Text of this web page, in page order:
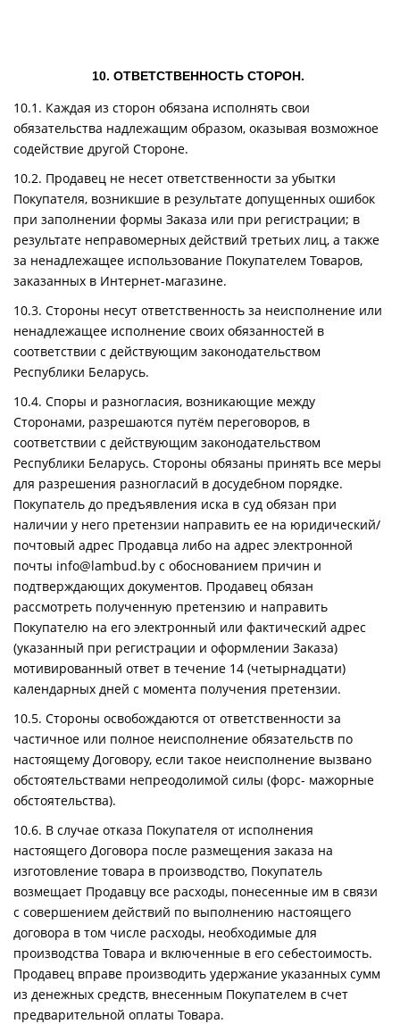
10. ОТВЕТСТВЕННОСТЬ СТОРОН.
10.1. Каждая из сторон обязана исполнять свои
обязательства надлежащим образом, оказывая возможное
содействие другой Стороне.
10.2. Продавец не несет ответственности за убытки
Покупателя, возникшие в результате допущенных ошибок
при заполнении формы Заказа или при регистрации; в
результате неправомерных действий третьих лиц, а также
за ненадлежащее использование Покупателем Товаров,
заказанных в Интернет-магазине.
10.3. Стороны несут ответственность за неисполнение или
ненадлежащее исполнение своих обязанностей в
соответствии с действующим законодательством
Республики Беларусь.
10.4. Споры и разногласия, возникающие между
Сторонами, разрешаются путём переговоров, в
соответствии с действующим законодательством
Республики Беларусь. Стороны обязаны принять все меры
для разрешения разногласий в досудебном порядке.
Покупатель до предъявления иска в суд обязан при
наличии у него претензии направить ее на юридический/
почтовый адрес Продавца либо на адрес электронной
почты info@lambud.by с обоснованием причин и
подтверждающих документов. Продавец обязан
рассмотреть полученную претензию и направить
Покупателю на его электронный или фактический адрес
(указанный при регистрации и оформлении Заказа)
мотивированный ответ в течение 14 (четырнадцати)
календарных дней с момента получения претензии.
10.5. Стороны освобождаются от ответственности за
частичное или полное неисполнение обязательств по
настоящему Договору, если такое неисполнение вызвано
обстоятельствами непреодолимой силы (форс- мажорные
обстоятельства).
10.6. В случае отказа Покупателя от исполнения
настоящего Договора после размещения заказа на
изготовление товара в производство, Покупатель
возмещает Продавцу все расходы, понесенные им в связи
с совершением действий по выполнению настоящего
договора в том числе расходы, необходимые для
производства Товара и включенные в его себестоимость.
Продавец вправе производить удержание указанных сумм
из денежных средств, внесенным Покупателем в счет
предварительной оплаты Товара.